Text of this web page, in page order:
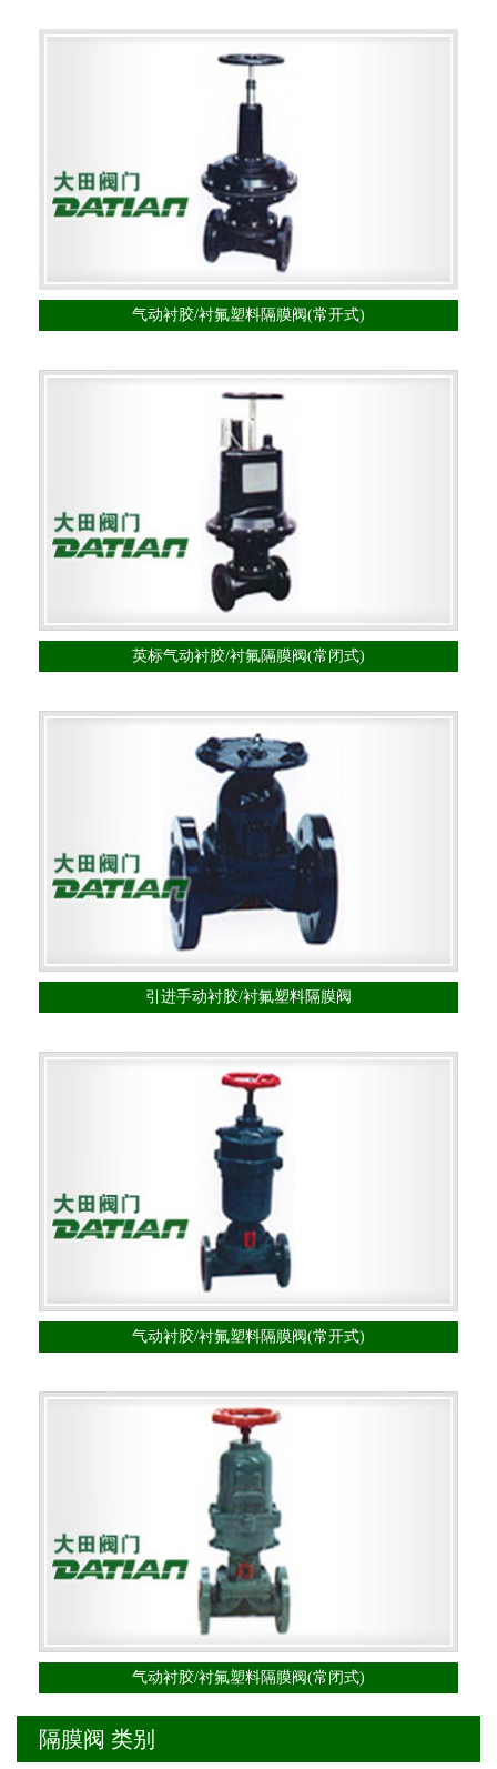
气动衬胶/衬氟塑料隔膜阀(常开式)
英标气动衬胶/衬氟隔膜阀(常闭式)
引进手动衬胶/衬氟塑料隔膜阀
气动衬胶/衬氟塑料隔膜阀(常开式)
气动衬胶/衬氟塑料隔膜阀(常闭式)
隔膜阀 类别